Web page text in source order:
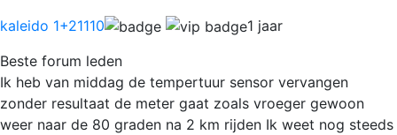
kaleido 1+21110
1 jaar
Beste forum leden
Ik heb van middag de tempertuur sensor vervangen
zonder resultaat de meter gaat zoals vroeger gewoon
weer naar de 80 graden na 2 km rijden Ik weet nog steeds